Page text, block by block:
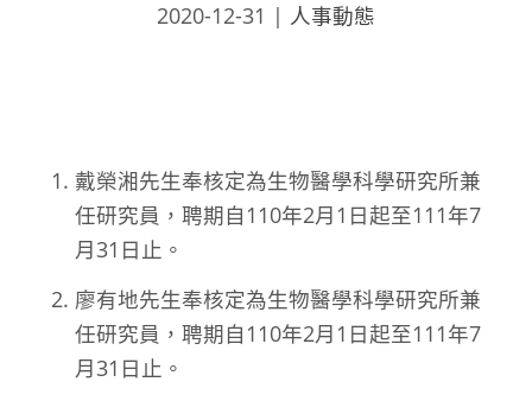
2020-12-31 | 人事動態
戴榮湘先生奉核定為生物醫學科學研究所兼
任研究員，聘期自110年2月1日起至111年7
月31日止。
廖有地先生奉核定為生物醫學科學研究所兼
任研究員，聘期自110年2月1日起至111年7
月31日止。